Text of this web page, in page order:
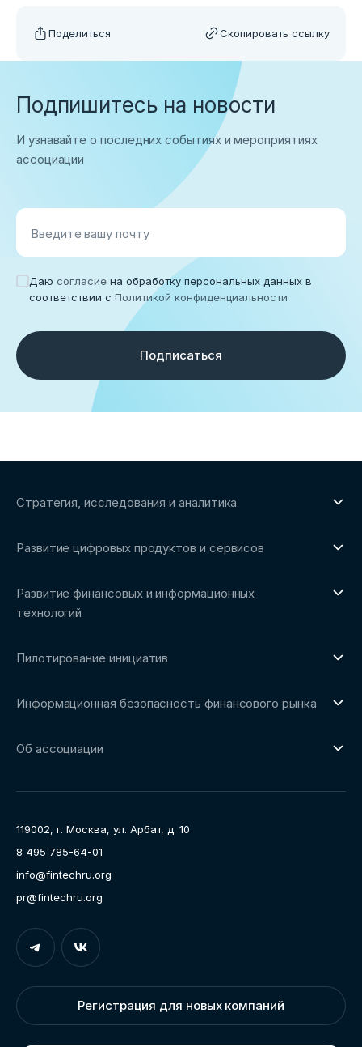
Поделиться Скопировать ссылку
Подпишитесь на новости
И узнавайте о последних событиях и мероприятиях
ассоциации
Введите вашу почту
Даю согласие на обработку персональных данных в
соответствии с Политикой конфиденциальности
Подписаться
Стратегия, исследования и аналитика
Обзоры рынка и аналитические исследования
Трендвотчинг и информационный сервис
Развитие цифровых продуктов и сервисов
Развитие финансовых и информационных
технологий
Репозиторий Ассоциации
Рабочие группы
Пилотирование инициатив
Площадка пилотного тестирования
Информационная безопасность финансового рынка
Направления работы
Об ассоциации
Карьера
Контакты
Документы
119002, г. Москва, ул. Арбат, д. 10
8 495 785-64-01
info@fintechru.org
pr@fintechru.org
Регистрация для новых компаний
Вход
Укажите вашу корпоративную почту. На неё мы вышлем
ссылку для входа